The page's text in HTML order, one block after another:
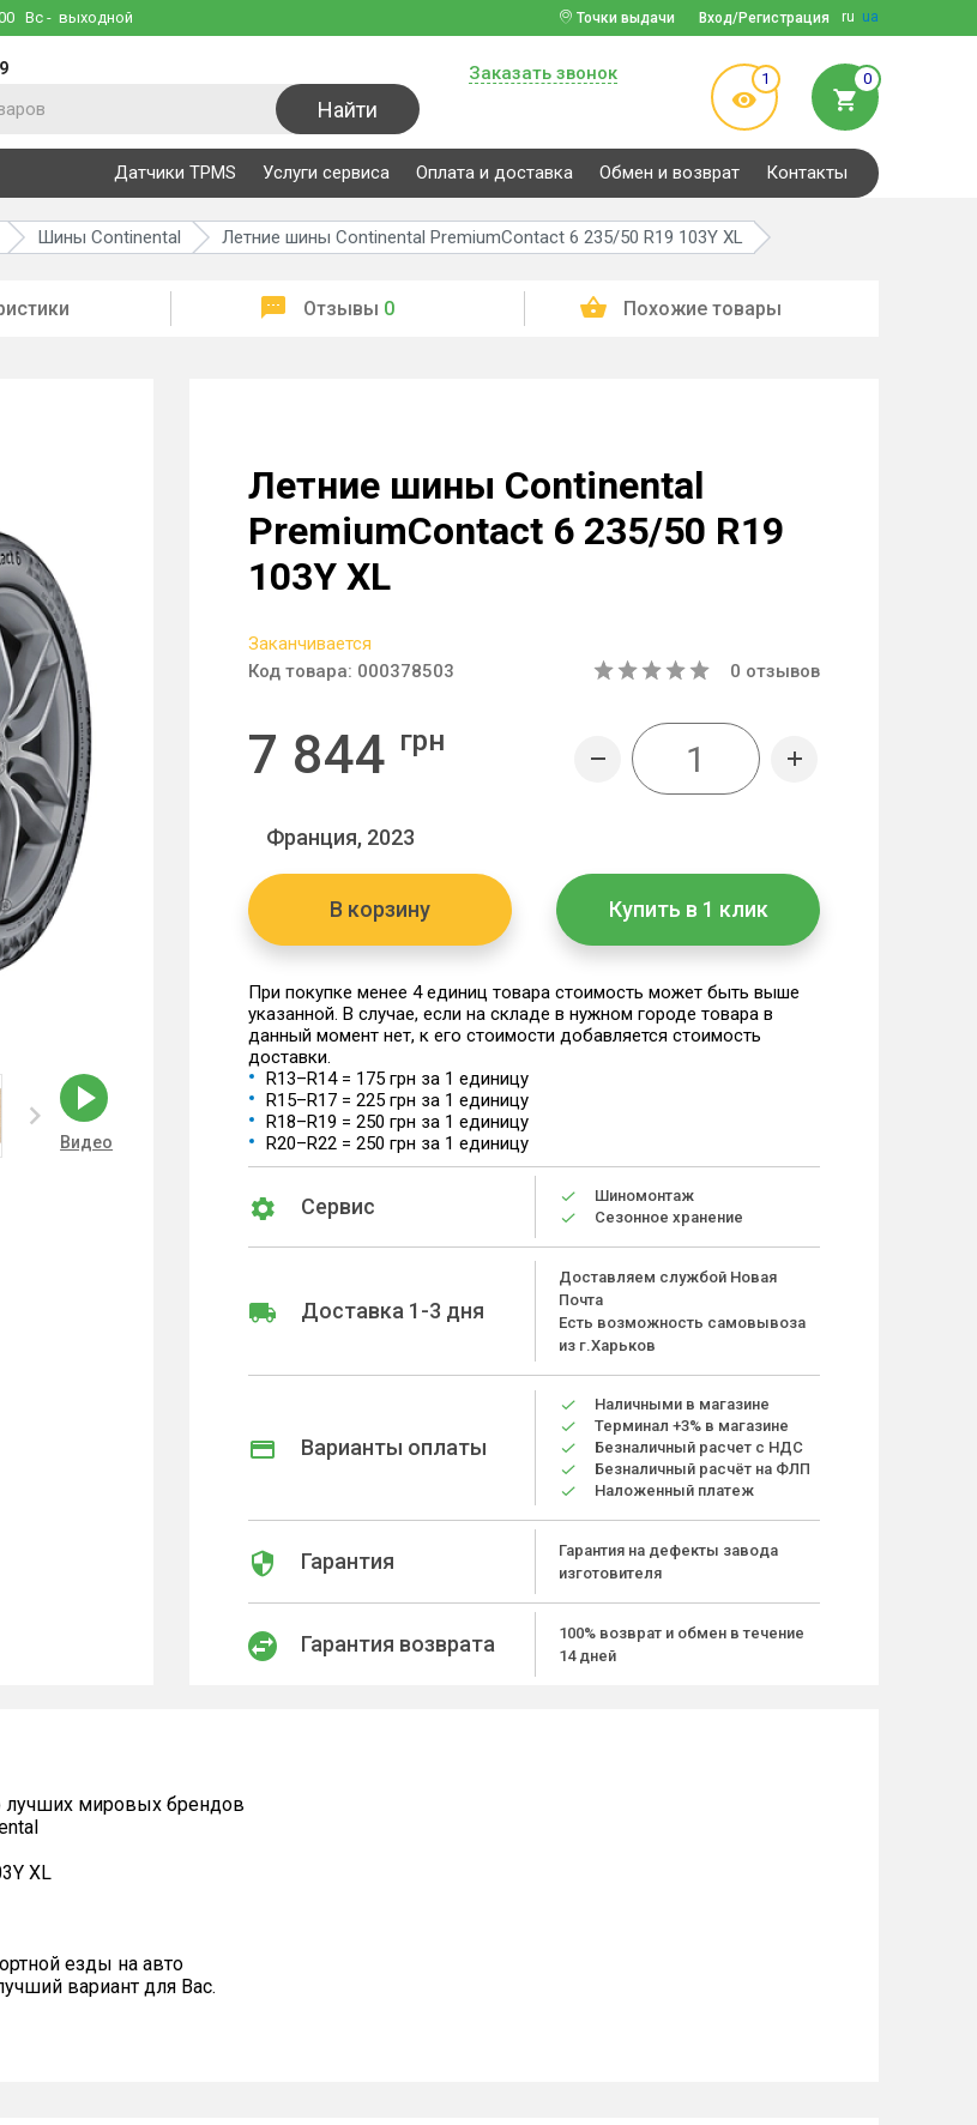
Вс - выходной ru ua
Вход/Регистрация
Точки выдачи
Найти
Заказать звонок 1 0
Датчики TPMS Услуги сервиса Оплата и доставка Обмен и возврат Контакты
Шины Continental Летние шины Continental PremiumContact 6 235/50 R19 103Y XL
Отзывы 0 Похожие товары
Видео
Летние шины Continental
PremiumContact 6 235/50 R19
103Y XL
Заканчивается
Код товара: 000378503 0 отзывов
7 844 грн
Франция, 2023
В корзину Купить в 1 клик
При покупке менее 4 единиц товара стоимость может быть выше
указанной. В случае, если на складе в нужном городе товара в
данный момент нет, к его стоимости добавляется стоимость
доставки.
R13–R14 = 175 грн за 1 единицу
R15–R17 = 225 грн за 1 единицу
R18–R19 = 250 грн за 1 единицу
R20–R22 = 250 грн за 1 единицу
Сервис
Шиномонтаж
Сезонное хранение
Доставка 1-3 дня
Доставляем службой Новая
Почта
Есть возможность самовывоза
из г.Харьков
Варианты оплаты
Наличными в магазине
Терминал +3% в магазине
Безналичный расчет с НДС
Безналичный расчёт на ФЛП
Наложенный платеж
Гарантия
Гарантия на дефекты завода
изготовителя
Гарантия возврата
100% возврат и обмен в течение
14 дней
лучших мировых брендов
XL
езды на авто
вариант для Вас.